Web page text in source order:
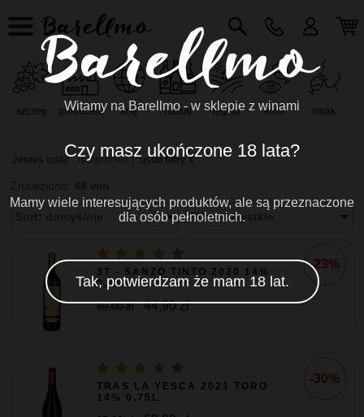
kraj
producent region
szczep kolor smak
rodzaj
Jesteś tutaj: Tempranillo usuń filtry x
Filtr: wszystkie
-23%
3T - SANZO TINTO 2020 14%
0,75L
59,00 zł 44,90 zł
-30%
TRAS LA YESCA 2021 TORO
14% 0,75L
Witamy na Barellmo - w sklepie z winami
Czy masz ukończone 18 lata?
Mamy wiele interesujących produktów, ale są przeznaczone
dla osób pełnoletnich.
Tak, potwierdzam że mam 18 lat.